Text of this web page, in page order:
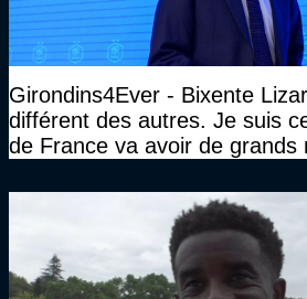
Girondins4Ever - Bixente
différent des autres. Je suis
de France va avoir de grands